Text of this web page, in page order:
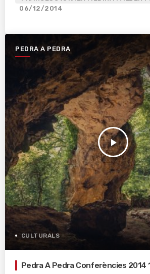
06/12/2014
PEDRA A PEDRA
play_arrow
CULTURALS
Pedra A Pedra Conferències 2014